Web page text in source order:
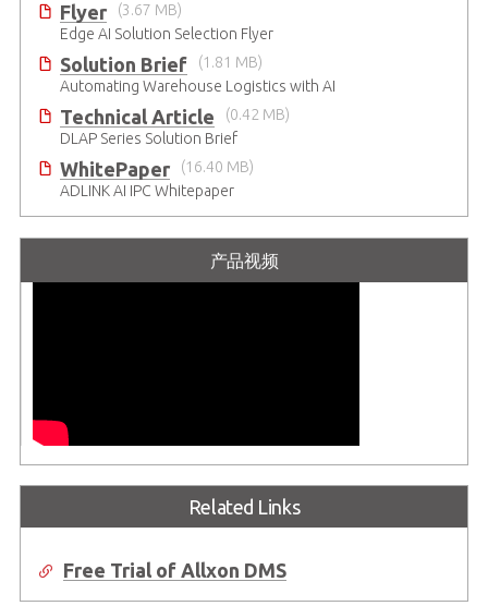
Flyer
(3.67 MB)
Edge AI Solution Selection Flyer
Solution Brief
(1.81 MB)
Automating Warehouse Logistics with AI
Technical Article
(0.42 MB)
DLAP Series Solution Brief
WhitePaper
(16.40 MB)
ADLINK AI IPC Whitepaper
产品视频
Related Links
Free Trial of Allxon DMS